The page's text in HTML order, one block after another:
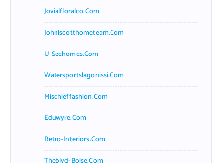
Jovialfloralco.com
Johnlscotthometeam.com
U-Seehomes.com
Watersportslagonissi.com
Mischieffashion.com
Eduwyre.com
Retro-Interiors.com
Theblvd-Boise.com